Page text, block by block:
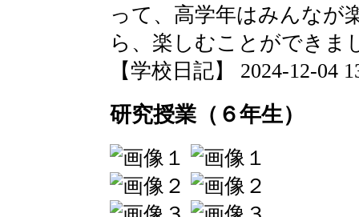
って、高学年はみんなが
ら、楽しむことができま
【学校日記】 2024-12-04
研究授業（６年生）